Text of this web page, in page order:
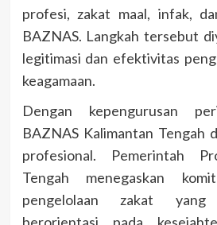
profesi, zakat maal, infak,
BAZNAS. Langkah tersebut
legitimasi dan efektivitas
keagamaan.
Dengan kepengurusan
BAZNAS Kalimantan Tengah
profesional. Pemerintah
Tengah menegaskan
pengelolaan zakat